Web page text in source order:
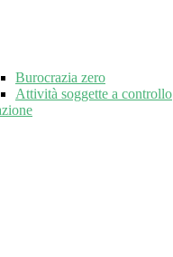
Burocrazia zero
Attività soggette a controllo